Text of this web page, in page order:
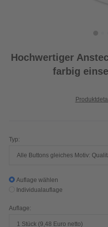
Hochwertiger
farbig
Typ:
Auflage wählen
Individualauflage
Auflage:
1 Stück (9,48 Euro netto)